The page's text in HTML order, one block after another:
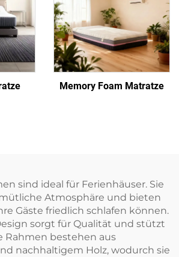
Memory Foam Matratze
sind ideal für Ferienhäuser. Sie
Atmosphäre und bieten
Gäste friedlich schlafen können.
sorgt für Qualität und stützt
Rahmen bestehen aus
nachhaltigem Holz, wodurch sie